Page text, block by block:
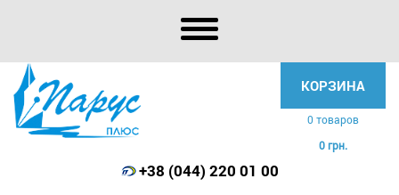
КОРЗИНА
0 товаров
0 грн.
+38 (044) 220 01 00